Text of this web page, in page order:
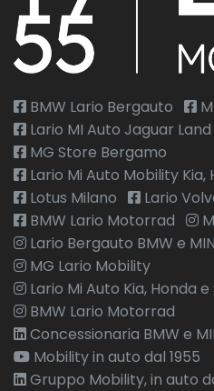
BMW Lario Bergauto
Lario MI Auto Jaguar
MG Store Bergamo
Lario Mi Auto Mobility Kia,
Lotus Milano
Lario
BMW Lario Motorrad
Lario Bergauto BMW e
MG Lario Mobility
Lario Mi Auto Kia, Honda
BMW Lario Motorrad
Concessionaria BMW e
Mobility in auto dal 1955
Gruppo Mobility, in auto